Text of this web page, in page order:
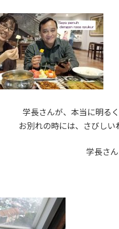
学長さんが、本当に明る
お別れの時には、さびしい
学長さ